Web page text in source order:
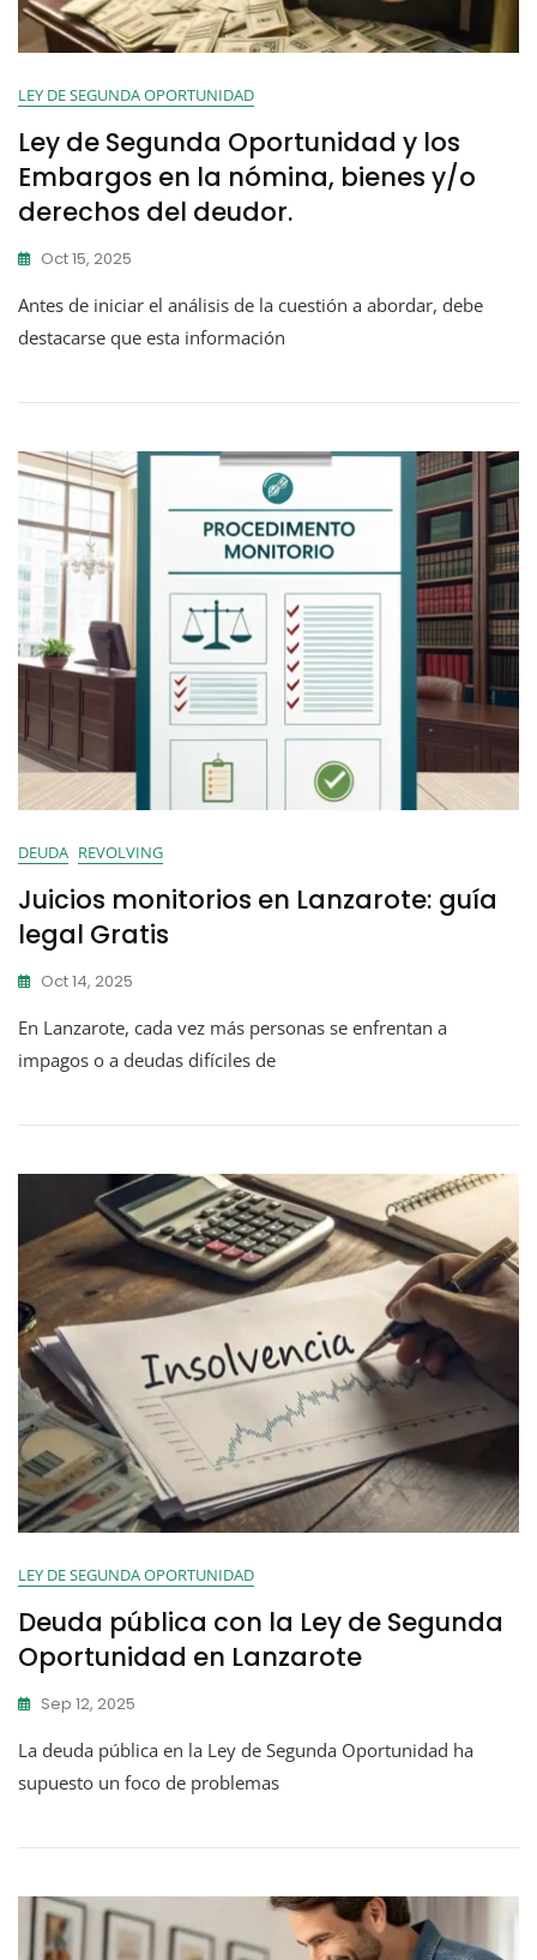
LEY DE SEGUNDA OPORTUNIDAD
Ley de Segunda Oportunidad y los
Embargos en la nómina, bienes y/o
derechos del deudor.
Oct 15, 2025
Antes de iniciar el análisis de la cuestión a abordar, debe
destacarse que esta información
DEUDA REVOLVING
Juicios monitorios en Lanzarote: guía
legal Gratis
Oct 14, 2025
En Lanzarote, cada vez más personas se enfrentan a
impagos o a deudas difíciles de
LEY DE SEGUNDA OPORTUNIDAD
Deuda pública con la Ley de Segunda
Oportunidad en Lanzarote
Sep 12, 2025
La deuda pública en la Ley de Segunda Oportunidad ha
supuesto un foco de problemas